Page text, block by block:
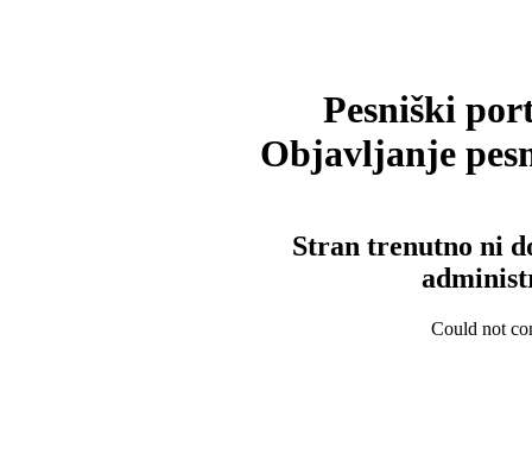
Pesniški
Objavljanje
Stran trenutno ni
Could not